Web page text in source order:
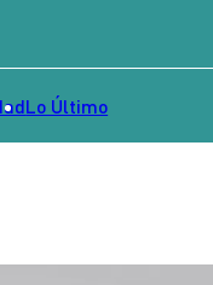
Lo Último